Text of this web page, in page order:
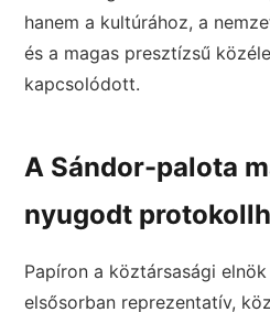
hanem a kultúrához, a
és a magas presztízsű
kapcsolódott.
A Sándor-palota
nyugodt
Papíron a köztársasági
elsősorban reprezentatív,